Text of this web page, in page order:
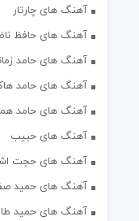
آهنگ های چارتار
آهنگ های حافظ
آهنگ های حامد
آهنگ های حامد
آهنگ های حامد
آهنگ های حبیب
آهنگ های حجت
آهنگ های حمید
آهنگ های حمید